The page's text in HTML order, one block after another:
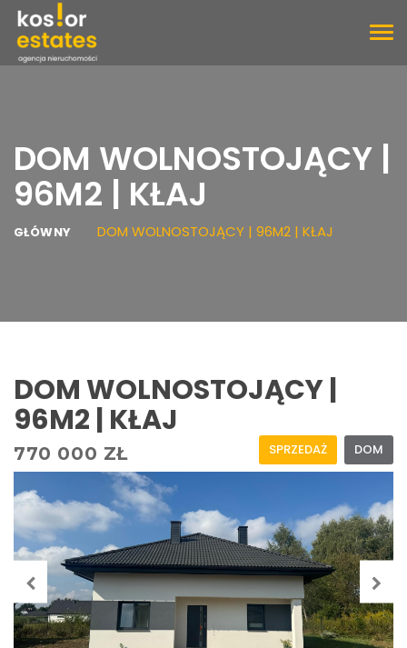
DOM WOLNOSTOJĄCY |
96M2 | KŁAJ
GŁÓWNY DOM WOLNOSTOJĄCY | 96M2 | KŁAJ
DOM WOLNOSTOJĄCY |
96M2 | KŁAJ
SPRZEDAŻ DOM
770 000 ZŁ